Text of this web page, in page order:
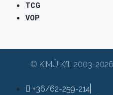
TCG
VOP
© KIMÜ Kft. 2003-
+36/62-259-214